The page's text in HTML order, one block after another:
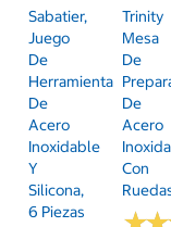
Sabatier,
Juego
De
Herramientas
De
Acero
Inoxidable
Y
Silicona,
6 Piezas
Trinity
Mesa
De
De
Acero
Con